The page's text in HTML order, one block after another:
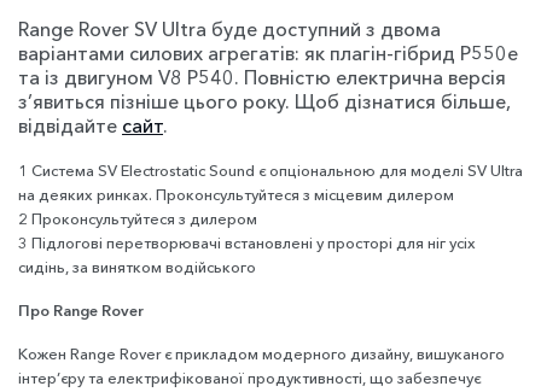
Range Rover SV Ultra буде доступний з двома
варіантами силових агрегатів: як плагін-гібрид P550e
та із двигуном V8 P540. Повністю електрична версія
з’явиться пізніше цього року. Щоб дізнатися більше,
відвідайте сайт.
1 Система SV Electrostatic Sound є опціональною для моделі SV Ultra
на деяких ринках. Проконсультуйтеся з місцевим дилером
2 Проконсультуйтеся з дилером
3 Підлогові перетворювачі встановлені у просторі для ніг усіх
сидінь, за винятком водійського
Про Range Rover
Кожен Range Rover є прикладом модерного дизайну, вишуканого
інтер’єру та електрифікованої продуктивності, що забезпечує